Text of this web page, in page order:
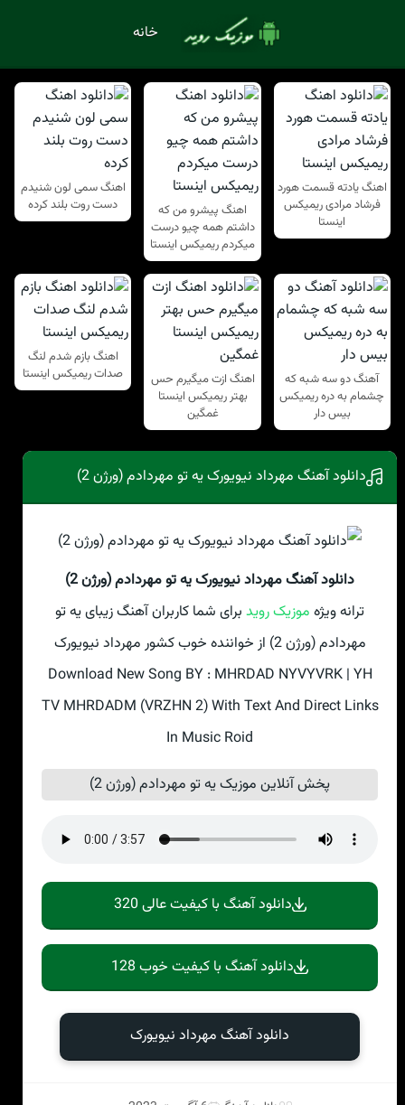
خانه
اهنگ یادته قسمت هورد
فرشاد مرادی ریمیکس
اینستا
اهنگ پیشرو من که
داشتم همه چیو درست
میکردم ریمیکس اینستا
اهنگ سمی لون شنیدم
دست روت بلند کرده
آهنگ دو سه شبه که
چشمام به دره ریمیکس
بیس دار
اهنگ ازت میگیرم حس
بهتر ریمیکس اینستا
غمگین
اهنگ بازم شدم لنگ
صدات ریمیکس اینستا
دانلود آهنگ مهرداد نیویورک یه تو مهردادم (ورژن 2)
دانلود آهنگ مهرداد نیویورک یه تو مهردادم (ورژن 2)
ترانه ویژه موزیک روید برای شما کاربران آهنگ زیبای یه تو
مهردادم (ورژن 2) از خواننده خوب کشور مهرداد نیویورک
Download New Song BY : MHRDAD NYVYVRK | YH
TV MHRDADM (VRZHN 2) With Text And Direct Links
In Music Roid
پخش آنلاین موزیک یه تو مهردادم (ورژن 2)
دانلود آهنگ با کیفیت عالی 320
دانلود آهنگ با کیفیت خوب 128
دانلود آهنگ مهرداد نیویورک